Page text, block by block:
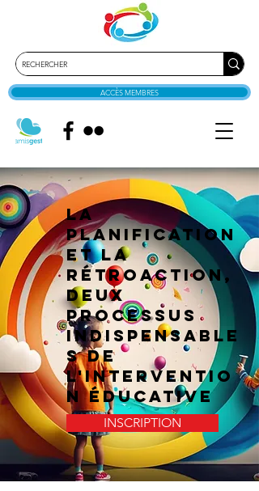
ACCÈS MEMBRES
La
planification
et la
rétroaction,
deux
processus
indispensable
s de
l'interventio
n éducative
INSCRIPTION